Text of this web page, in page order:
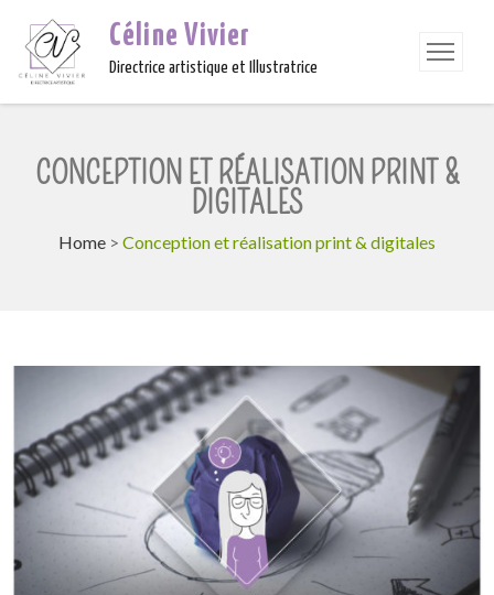
Céline Vivier
Directrice artistique et Illustratrice
CONCEPTION ET RÉALISATION PRINT &
DIGITALES
Home > Conception et réalisation print & digitales